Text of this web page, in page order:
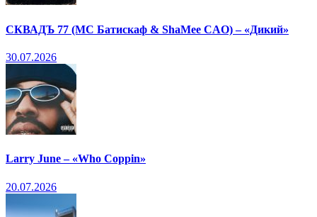
СКВАДЪ 77 (МС Батискаф & ShaMee CAO) – «Дикий»
30.07.2026
Larry June – «Who Coppin»
20.07.2026